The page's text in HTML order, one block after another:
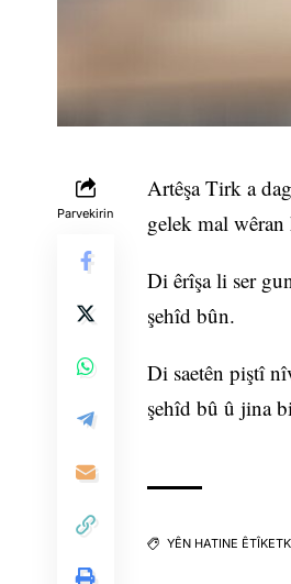
Parvekirin
Artêşa Tirk a
gelek mal
Di êrîşa li ser
şehîd bûn.
Di saetên piştî
şehîd bû û jina
YÊN HATINE